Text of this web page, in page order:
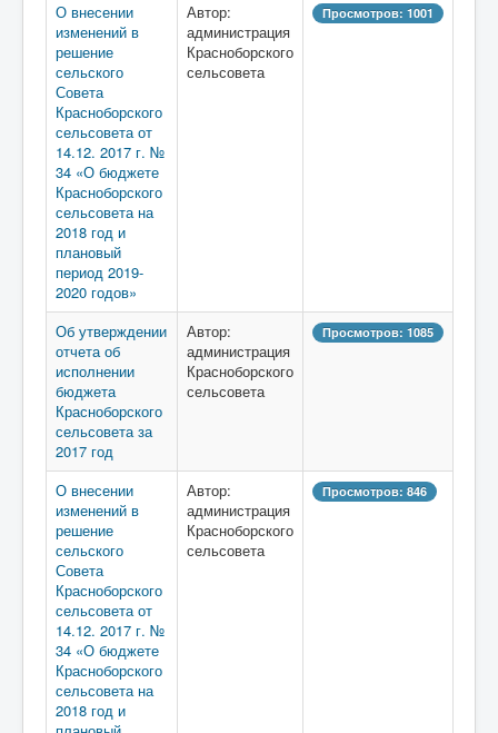
О внесении
изменений в
решение
сельского
Совета
Красноборского
сельсовета от
14.12. 2017 г. №
34 «О бюджете
Красноборского
сельсовета на
2018 год и
плановый
период 2019-
2020 годов»
Автор:
администрация
Красноборского
сельсовета
Просмотров: 1001
Об утверждении
отчета об
исполнении
бюджета
Красноборского
сельсовета за
2017 год
Автор:
администрация
Красноборского
сельсовета
Просмотров: 1085
О внесении
изменений в
решение
сельского
Совета
Красноборского
сельсовета от
14.12. 2017 г. №
34 «О бюджете
Красноборского
сельсовета на
2018 год и
Автор:
администрация
Красноборского
сельсовета
Просмотров: 846